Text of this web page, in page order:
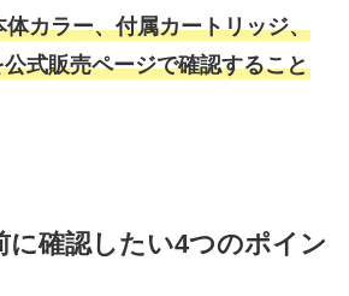
体カラー、付属カートリッジ、
式販売ページで確認すること
に確認したい4つのポイン